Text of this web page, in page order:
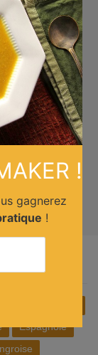
Espagnole
!
gagnerez
!